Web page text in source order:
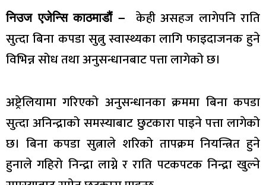
निउज एजेन्सि काठमाडौं –
केही असहज लागेपनि राति
सुत्दा बिना कपडा सुत्नु स्वास्थ्यका लागि फाइदाजनक हुने
विभिन्न सोध तथा अनुसन्धानबाट पत्ता लागेको छ। ​
अष्ट्रेलियामा गरिएको अनुसन्धानका क्रममा बिना कपडा
सुत्दा अनिन्द्राको समस्याबाट छुटकारा पाइने पत्ता लागेको
छ। बिना कपडा सुत्नाले शरिको तापक्रम नियन्त्रित हुने
हुनाले गहिरो निन्द्रा लाग्ने र राति पटकपटक निन्द्रा खुल्ने